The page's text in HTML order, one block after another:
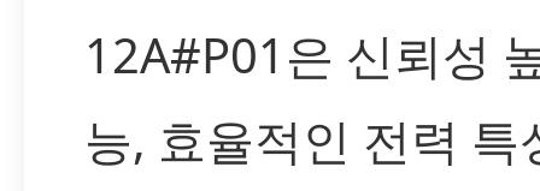
12A#P01은 신뢰성
능, 효율적인 전력 특